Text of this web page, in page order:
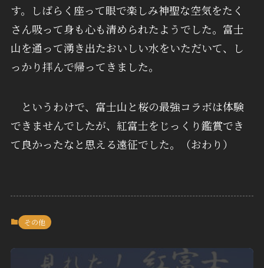
す。しばらく座って眼で楽しみ神聖な空気をたく
さん吸って身も心も清められたようでした。富士
山を通って湧き出たおいしい水をいただいて、し
っかり拝んで帰ってきました。
というわけで、富士山と桜の最強コラボは体験
できませんでしたが、紅富士をじっくり鑑賞でき
て良かったなと思える遠征でした。（おわり）
その他